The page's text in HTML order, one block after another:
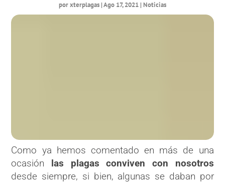
porxterplagas|Ago 17, 2021| Noticias
Como ya hemos comentado en más de una
ocasión las plagas conviven con nosotros
desde siempre, si bien, algunas se daban por